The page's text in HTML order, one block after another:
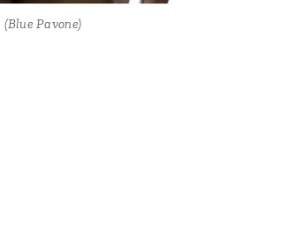
Pavone)
(Yellow Fluo)
Plomo)
(Pink)
(Red)